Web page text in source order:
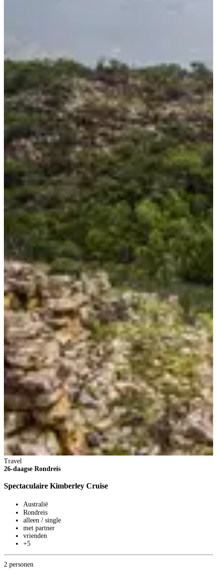
Travel
26-daagse Rondreis
Spectaculaire Kimberley Cruise
Australië
Rondreis
alleen / single
met partner
vrienden
+5
2 personen